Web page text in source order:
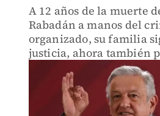
A 12 años de la muerte
Rabadán a manos del
organizado, su familia
justicia, ahora también